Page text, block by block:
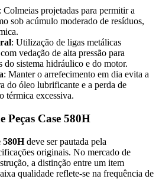
: Colmeias projetadas para permitir a
sob acúmulo moderado de resíduos,
: Utilização de ligas metálicas
vedação de alta pressão para
do sistema hidráulico e do motor.
: Manter o arrefecimento em dia evita a
do óleo lubrificante e a perda de
térmica excessiva.
Peças Case 580H
580Hdeve ser pautada pela
originais. No mercado de
a distinção entre um item
qualidade reflete-se na frequência de